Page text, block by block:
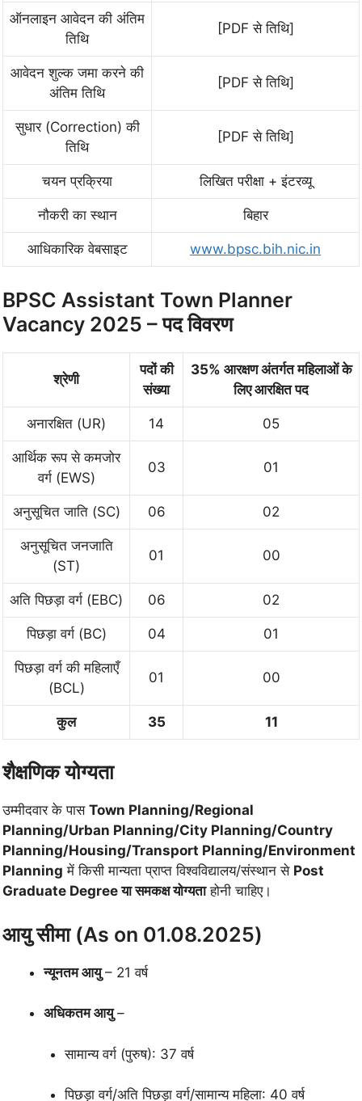
ऑनलाइन आवेदन की अंतिम
तिथि
[PDF से तिथि]
आवेदन शुल्क जमा करने की
अंतिम तिथि
[PDF से तिथि]
सुधार (Correction) की
तिथि
[PDF से तिथि]
चयन प्रक्रिया लिखित परीक्षा + इंटरव्यू
नौकरी का स्थान बिहार
आधिकारिक वेबसाइट www.bpsc.bih.nic.in
BPSC Assistant Town Planner
Vacancy 2025 – पद विवरण
श्रेणी
पदों की
संख्या
35% आरक्षण अंतर्गत महिलाओं के
लिए आरक्षित पद
अनारक्षित (UR) 14 05
आर्थिक रूप से कमजोर
वर्ग (EWS)
03 01
अनुसूचित जाति (SC) 06 02
अनुसूचित जनजाति
(ST)
01 00
अति पिछड़ा वर्ग (EBC) 06 02
पिछड़ा वर्ग (BC) 04 01
पिछड़ा वर्ग की महिलाएँ
(BCL)
01 00
कुल 35 11
शैक्षणिक योग्यता
उम्मीदवार के पास Town Planning/Regional
Planning/Urban Planning/City Planning/Country
Planning/Housing/Transport Planning/Environment
Planning में किसी मान्यता प्राप्त विश्वविद्यालय/संस्थान से Post
Graduate Degree या समकक्ष योग्यताहोनी चाहिए।
आयु सीमा (As on 01.08.2025)
न्यूनतम आयु– 21 वर्ष
अधिकतम आयु–
सामान्य वर्ग (पुरुष): 37 वर्ष
पिछड़ा वर्ग/अति पिछड़ा वर्ग/सामान्य महिला: 40 वर्ष